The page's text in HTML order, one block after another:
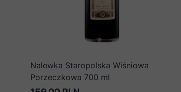
Nalewka Staropolska Wiśniowa
Porzeczkowa 700 ml